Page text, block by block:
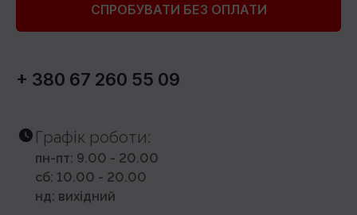
СПРОБУВАТИ БЕЗ ОПЛАТИ
+ 380 67 260 55 09
Графік роботи:
пн-пт: 9.00 - 20.00
сб: 10.00 - 20.00
нд: вихідний